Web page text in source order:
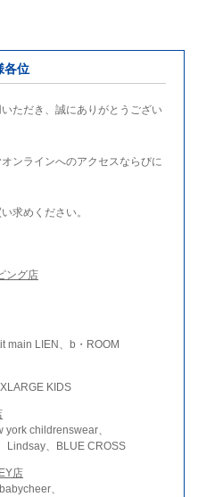
各位
ただき、誠にありがとうござい
ンラインへのアクセスならびに
求めください。
ング店
main LIEN、b・ROOM
KIDS
childrenswear、
Lindsay、BLUE CROSS
店
、